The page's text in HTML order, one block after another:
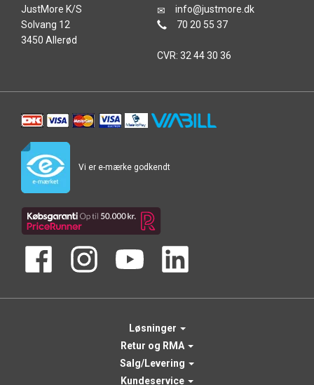
JustMore K/S
Solvang 12
3450 Allerød
info@justmore.dk
70 20 55 37
CVR: 32 44 30 36
Vi er e-mærke godkendt
Løsninger
Retur og RMA
Salg/Levering
Kundeservice